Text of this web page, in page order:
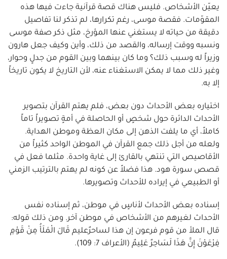
يعيّن الأشخاص. فليس هناك قصة قرآنية جاءت فيها هذه
المقوّمات. فقصة موسى، رغم تكرارها، لم تذكر لنا تفاصيل
دقيقة من حياته لا يستغني عنها المؤرخ، مثل ذكر صفة موسى
ونسبه ووقت إرساله، والقصد من ذلك، وأين وكيف جعل هارون
وزيراً له وسبب ذلك؟ وما كان بينهما وبين القوم من جدلٍ وحوار،
وغير ذلك مما لا يمكن الاستغناء عنه، لأن التاريخ لا يكون تاريخاً
إلا به.
اختياره بعض الأحداث دون بعض، فلم يهتم القرآن بتصوير
الأحداث الدائرة حول شخصٍ أو الحاصلة في أمةٍ تصويراً تاماً
كاملاً، أي ما يلفت الذهن إلى مكان العظة وموطن الهداية.
ولعله من أجل ذلك جمع القرآن في الموطن الواحد كثيراً من
الأقاصيص التي تنتهي بالقارئ إلى غاية واحدة. مثلما فعل في
قصص سورة هود. هذا فضلاً عن كونه لم يهتم بالترتيب الزمني
أو الطبيعي في إيراده للأحداث وتصويرها.
إسناده بعض الأحداث لأناسٍ في موطن، ثم إسناده نفس
الأحداث لغيرهم من الأشخاص في موطن آخر. ومن ذلك قوله:
قال الملأ من قوم فرعون إن هذا لساحرٌعليم قَالَ الْمَلَأُ مِنْ قَوْمِ
فِرْعَوْنَ إِنَّ هَذَا لَسَاحِرٌ عَلِيمٌ (الأعراف 7: 109).